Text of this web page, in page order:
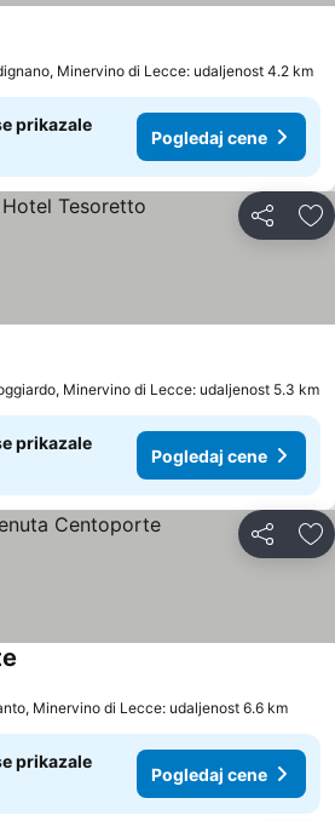
Minervino di Lecce: udaljenost 4.2 km
prikazale
Pogledaj cene
Deli
Minervino di Lecce: udaljenost 5.3 km
prikazale
Pogledaj cene
Deli
Minervino di Lecce: udaljenost 6.6 km
prikazale
Pogledaj cene